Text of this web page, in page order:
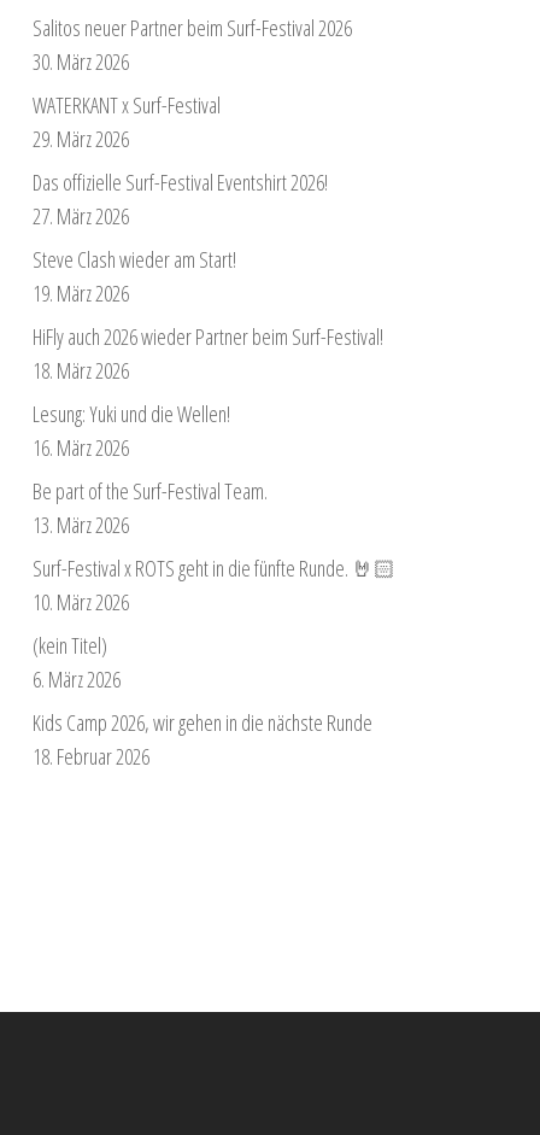
Salitos neuer Partner beim Surf-Festival 2026
30. März 2026
WATERKANT x Surf-Festival
29. März 2026
Das offizielle Surf-Festival Eventshirt 2026!
27. März 2026
Steve Clash wieder am Start!
19. März 2026
HiFly auch 2026 wieder Partner beim Surf-Festival!
18. März 2026
Lesung: Yuki und die Wellen!
16. März 2026
Be part of the Surf-Festival Team.
13. März 2026
Surf-Festival x ROTS geht in die fünfte Runde. 🤘🏻
10. März 2026
(kein Titel)
6. März 2026
Kids Camp 2026, wir gehen in die nächste Runde
18. Februar 2026